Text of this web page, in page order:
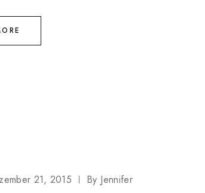
21, 2015 By Jennifer